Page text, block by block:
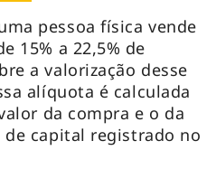
pessoa física vende
15% a 22,5% de
a valorização desse
alíquota é calculada
da compra e o da
de capital registrado no